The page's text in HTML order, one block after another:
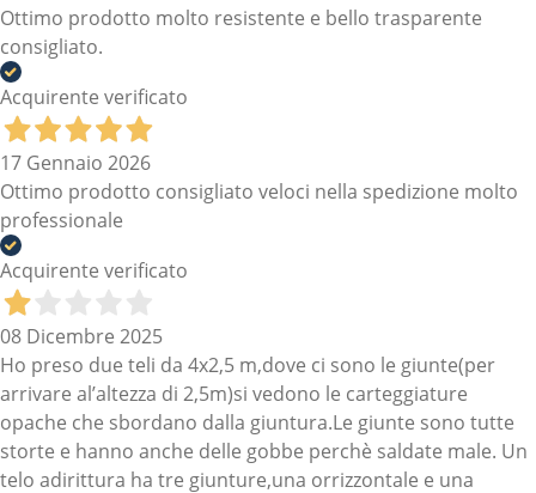
Ottimo prodotto molto resistente e bello trasparente
consigliato.
Acquirente verificato
17 Gennaio 2026
Ottimo prodotto consigliato veloci nella spedizione molto
professionale
Acquirente verificato
08 Dicembre 2025
Ho preso due teli da 4x2,5 m,dove ci sono le giunte(per
arrivare al’altezza di 2,5m)si vedono le carteggiature
opache che sbordano dalla giuntura.Le giunte sono tutte
storte e hanno anche delle gobbe perchè saldate male. Un
telo adirittura ha tre giunture,una orrizzontale e una